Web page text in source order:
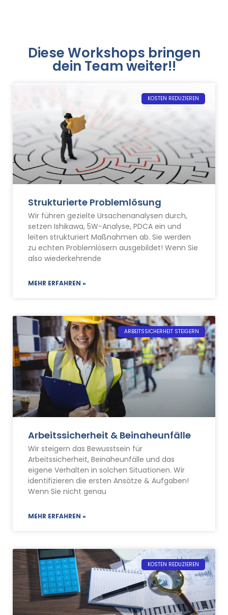
Diese Workshops bringen
dein Team weiter!!
KOSTEN REDUZIEREN
Strukturierte Problemlösung
Wir führen gezielte Ursachenanalysen durch,
setzen Ishikawa, 5W-Analyse, PDCA ein und
leiten strukturiert Maßnahmen ab. Sie werden
zu echten Problemlösern ausgebildet! Wenn Sie
also wiederkehrende
MEHR ERFAHREN »
ARBEITSSICHERHEIT STEIGERN
Arbeitssicherheit & Beinaheunfälle
Wir steigern das Bewusstsein für
Arbeitssicherheit, Beinaheunfälle und das
eigene Verhalten in solchen Situationen. Wir
identifizieren die ersten Ansätze & Aufgaben!
Wenn Sie nicht genau
MEHR ERFAHREN »
KOSTEN REDUZIEREN